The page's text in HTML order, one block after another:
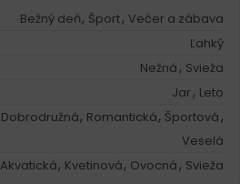
Bežný deň, Šport, Večer a zábava
Ľahký
Nežná , Svieža
Jar , Leto
Dobrodružná, Romantická, Športová ,
Veselá
Akvatická, Kvetinová, Ovocná , Svieža